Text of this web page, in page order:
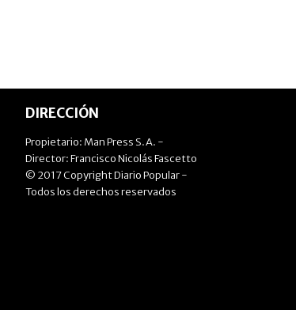
DIRECCIÓN
Propietario: Man Press S.A. -
Director: Francisco Nicolás Fascetto
© 2017 Copyright Diario Popular -
Todos los derechos reservados